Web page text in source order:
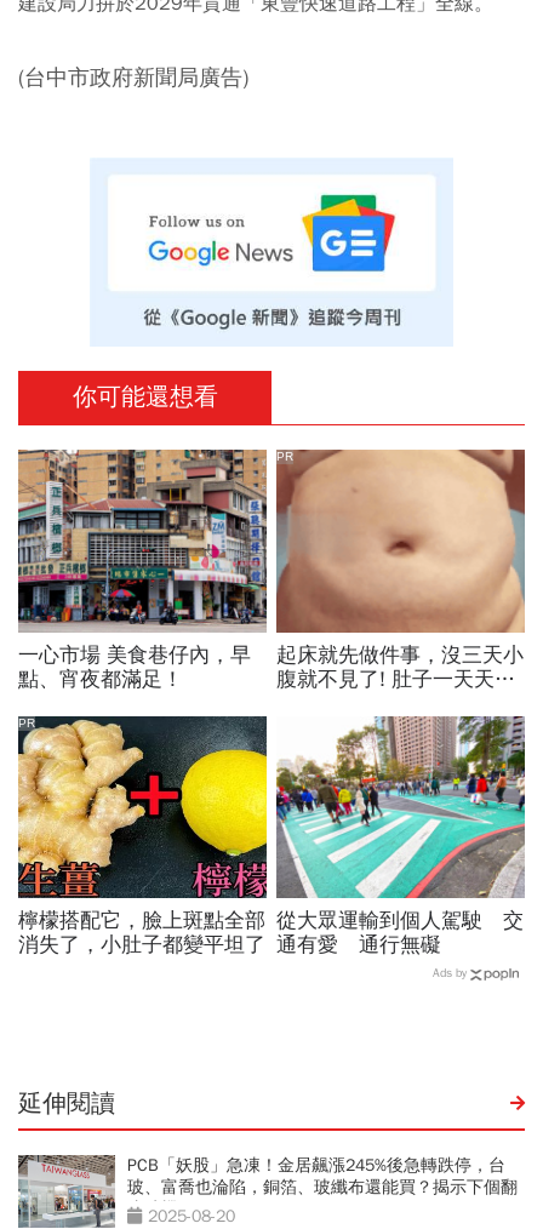
(台中市政府新聞局廣告)
你可能還想看
一心市場 美食巷仔內，早
點、宵夜都滿足！
起床就先做件事，沒三天小
腹就不見了! 肚子一天天變
PR
檸檬搭配它，臉上斑點全部
消失了，小肚子都變平坦了
PR
從大眾運輸到個人駕駛 交
通有愛 通行無礙
Ads by
延伸閱讀
PCB「妖股」急凍！金居飆漲245%後急轉跌停，台
玻、富喬也淪陷，銅箔、玻纖布還能買？揭示下個翻
倍時機
2025-08-20